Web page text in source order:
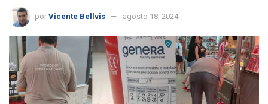
por Vicente Bellvis agosto 18, 2024